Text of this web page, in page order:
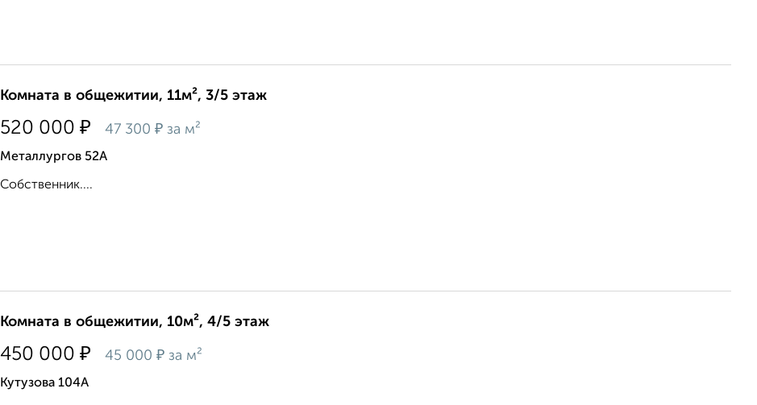
Комната в общежитии, 11м², 3/5 этаж
520 000 ₽ 47 300 ₽ за м²
Металлургов 52А
Собственник....
Комната в общежитии, 10м², 4/5 этаж
450 000 ₽ 45 000 ₽ за м²
Кутузова 104А